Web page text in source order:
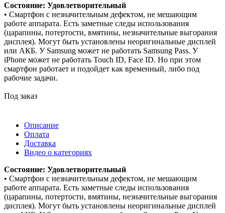
Состояние: Удовлетворительный
• Смартфон с незначительным дефектом, не мешающим
работе аппарата. Есть заметные следы использования
(царапины, потертости, вмятины, незначительные выгорания
дисплея). Могут быть установлены неоригинальные дисплей
или АКБ. У Samsung может не работать Samsung Pass. У
iPhone может не работать Touch ID, Face ID. Но при этом
смартфон работает и подойдет как временный, либо под
рабочие задачи.
Под заказ
Описание
Оплата
Доставка
Видео о категориях
Состояние: Удовлетворительный
• Смартфон с незначительным дефектом, не мешающим
работе аппарата. Есть заметные следы использования
(царапины, потертости, вмятины, незначительные выгорания
дисплея). Могут быть установлены неоригинальные дисплей